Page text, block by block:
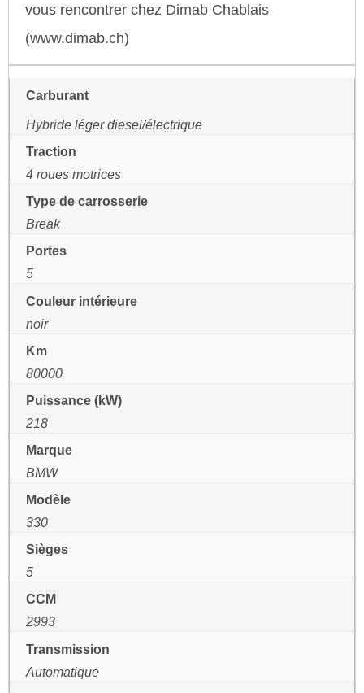
vous rencontrer chez Dimab Chablais
(www.dimab.ch)
Carburant
Hybride léger diesel/électrique
Traction
4 roues motrices
Type de carrosserie
Break
Portes
5
Couleur intérieure
noir
Km
80000
Puissance (kW)
218
Marque
BMW
Modèle
330
Sièges
5
CCM
2993
Transmission
Automatique